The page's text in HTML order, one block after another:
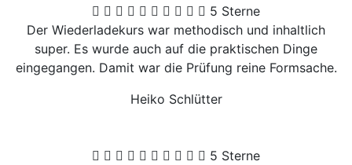
5 Sterne
Der Wiederladekurs war methodisch und inhaltlich
super. Es wurde auch auf die praktischen Dinge
eingegangen. Damit war die Prüfung reine Formsache.
Heiko Schlütter
5 Sterne